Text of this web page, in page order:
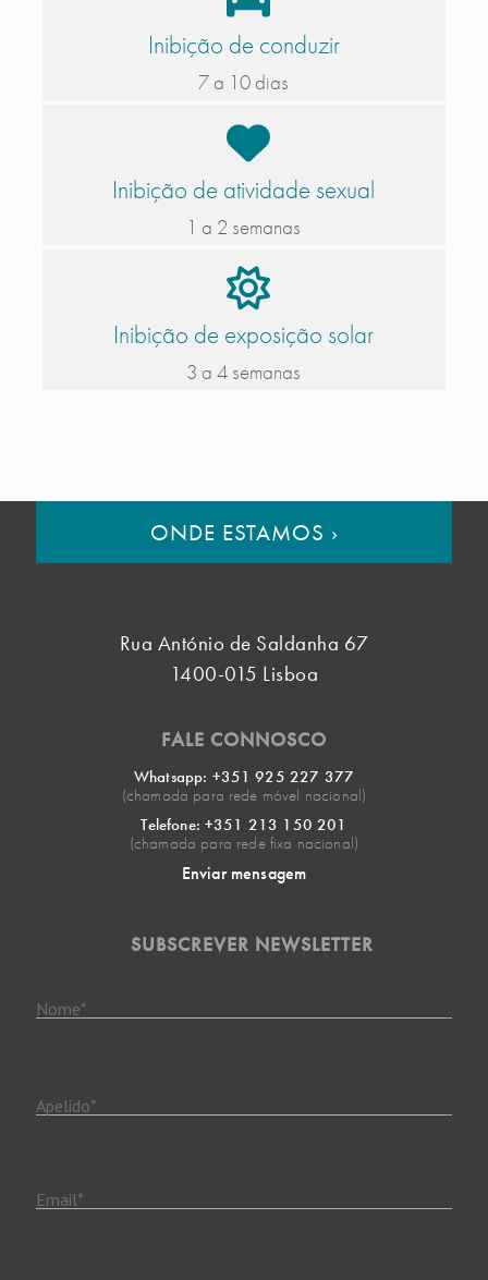
Inibição de conduzir
7 a 10 dias
Inibição de atividade sexual
1 a 2 semanas
Inibição de exposição solar
3 a 4 semanas
ONDE ESTAMOS ›
Rua António de Saldanha 67
1400-015 Lisboa
FALE CONNOSCO
Whatsapp: +351 925 227 377
(chamada para rede móvel nacional)
Telefone: +351 213 150 201
(chamada para rede fixa nacional)
Enviar mensagem
SUBSCREVER NEWSLETTER
Nome*
Apelido*
Email*